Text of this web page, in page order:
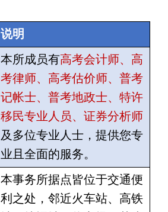
说明
本所成员有 高考会计师、高
考律师、高考估价师、普考
记帐士、普考地政士、特许
移民专业人员、证券分析师
及多位专业人士，提供您专
业且全面的服务。
本事务所据点皆位于交通便
利之处，邻近火车站、高铁